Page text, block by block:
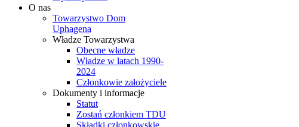
O nas
Towarzystwo Dom
Uphagena
Władze Towarzystwa
Obecne władze
Władze w latach 1990-
2024
Członkowie założyciele
Dokumenty i informacje
Statut
Zostań członkiem TDU
Składki członkowskie